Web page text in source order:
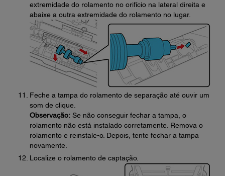
extremidade do rolamento no orifício na lateral direita e
abaixe a outra extremidade do rolamento no lugar.
Feche a tampa do rolamento de separação até ouvir um
som de clique.
Observação: Se não conseguir fechar a tampa, o
rolamento não está instalado corretamente. Remova o
rolamento e reinstale-o. Depois, tente fechar a tampa
novamente.
Localize o rolamento de captação.